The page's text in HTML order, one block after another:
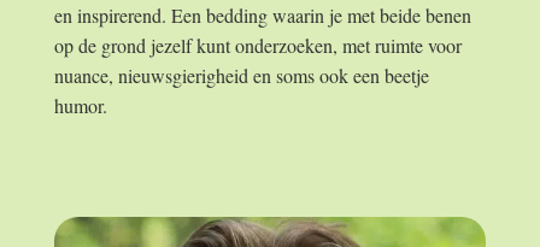
en inspirerend. Een bedding waarin je met beide benen
op de grond jezelf kunt onderzoeken, met ruimte voor
nuance, nieuwsgierigheid en soms ook een beetje
humor.